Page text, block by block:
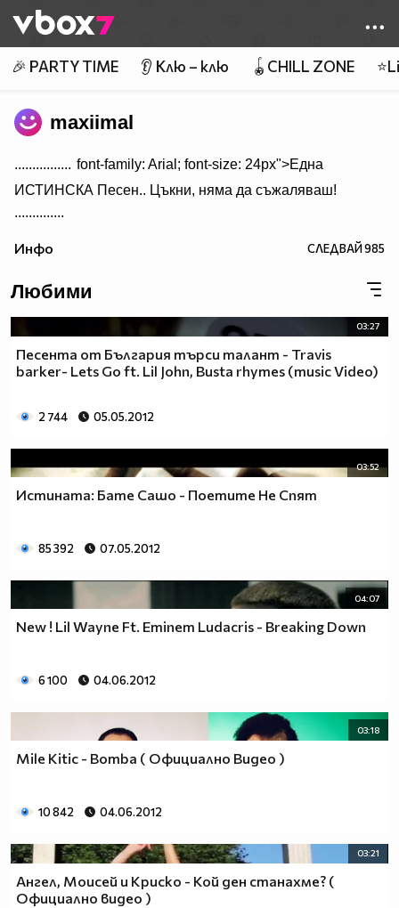
👾
🎉 PARTY TIME 👂 Клю – клю 🪀CHILL ZONE
maxiimal
................ font-family: Arial; font-size: 24px">Една
ИСТИНСКА Песен.. Цъкни, няма да съжаляваш!
..............
Инфо СЛЕДВАЙ985
Любими
03:27
Песента от България търси талант - Travis
barker- Lets Go ft. Lil John, Busta rhymes (music Video)
2 744 05.05.2012
03:52
Истината: Бате Сашо - Поетите Не Спят
85 392 07.05.2012
04:07
New ! Lil Wayne Ft. Eminem Ludacris - Breaking Down
6 100 04.06.2012
03:18
Mile Kitic - Bomba ( Официално Видео )
10 842 04.06.2012
03:21
Ангел, Моисей и Криско - Кой ден станахме? (
Официално видео )